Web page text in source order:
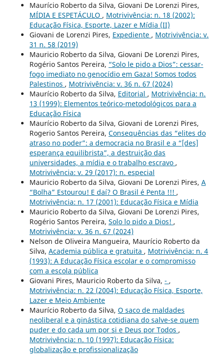
Maurício Roberto da Silva, Giovani De Lorenzi Pires,
MÍDIA E ESPETÁCULO , Motrivivência: n. 18 (2002):
Educação Física, Esporte, Lazer e Mídia (II)
Giovani de Lorenzi Pires, Expediente , Motrivivência: v.
31 n. 58 (2019)
Mauricio Roberto da Silva, Giovani De Lorenzi Pires,
Rogério Santos Pereira, “Solo le pido a Dios”: cessar-
fogo imediato no genocídio em Gaza! Somos todos
Palestinos , Motrivivência: v. 36 n. 67 (2024)
Maurício Roberto da Silva, Editorial , Motrivivência: n.
13 (1999): Elementos teórico-metodológicos para a
Educação Física
Maurício Roberto da Silva, Giovani de Lorenzi Pires,
Rogerio Santos Pereira, Consequências das “elites do
atraso no poder”: a democracia no Brasil e a “[des]
esperança equilibrista”, a destruição das
universidades, a mídia e o trabalho escravo ,
Motrivivência: v. 29 (2017): n. especial
Mauricio Roberto da Silva, Giovani De Lorenzi Pires, A
“Bolha” Estourou! E daí? O Brasil é Penta !!! ,
Motrivivência: n. 17 (2001): Educação Física e Mídia
Mauricio Roberto da Silva, Giovani De Lorenzi Pires,
Rogério Santos Pereira, Solo lo pido a Dios! ,
Motrivivência: v. 36 n. 67 (2024)
Nelson de Oliveira Mangueira, Maurício Roberto da
Silva, Academia pública e gratuita , Motrivivência: n. 4
(1993): A Educação Física escolar e o compromisso
com a escola pública
Giovani Pires, Mauricio Roberto da Silva, - ,
Motrivivência: n. 22 (2004): Educação Física, Esporte,
Lazer e Meio Ambiente
Maurício Roberto da Silva, O saco de maldades
neoliberal e a ginástica cotidiana do salve-se quem
puder e do cada um por si e Deus por Todos ,
Motrivivência: n. 10 (1997): Educação Física:
globalização e profissionalização